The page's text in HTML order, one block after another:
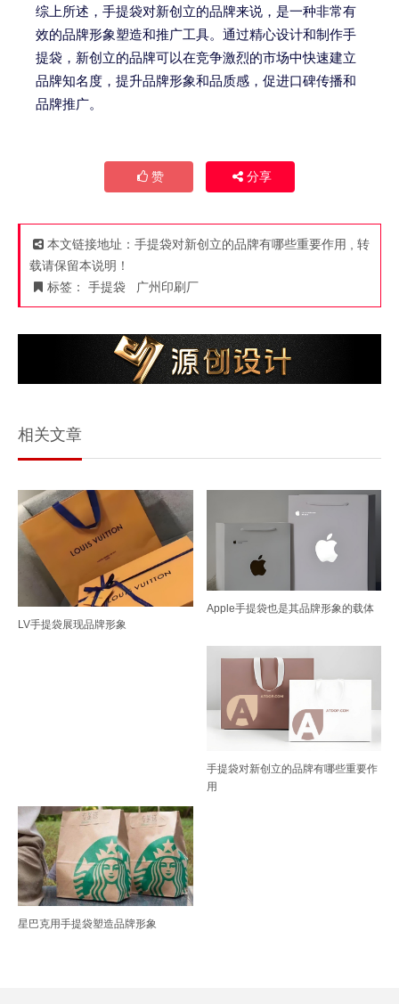
综上所述，手提袋对新创立的品牌来说，是一种非常有
效的品牌形象塑造和推广工具。通过精心设计和制作手
提袋，新创立的品牌可以在竞争激烈的市场中快速建立
品牌知名度，提升品牌形象和品质感，促进口碑传播和
品牌推广。
赞 分享
本文链接地址： 手提袋对新创立的品牌有哪些重要作用 , 转
载请保留本说明！
标签： 手提袋 广州印刷厂
相关文章
LV手提袋展现品牌形象
Apple手提袋也是其品牌形象的载体
手提袋对新创立的品牌有哪些重要作
用
星巴克用手提袋塑造品牌形象